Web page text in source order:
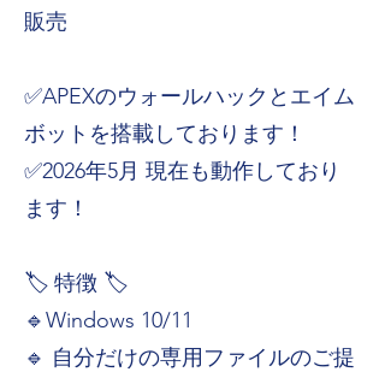
販売
✅APEXのウォールハックとエイム
ボットを搭載しております！
✅2026年5月 現在も動作しており
ます！
🏷️ 特徴 🏷️
🔹Windows 10/11
🔹 自分だけの専用ファイルのご提